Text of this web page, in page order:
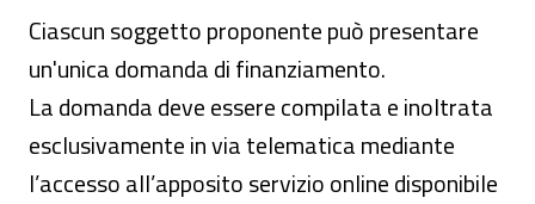
Ciascun soggetto proponente può presentare
un'unica domanda di finanziamento.
La domanda deve essere compilata e inoltrata
esclusivamente in via telematica mediante
l’accesso all’apposito servizio online disponibile